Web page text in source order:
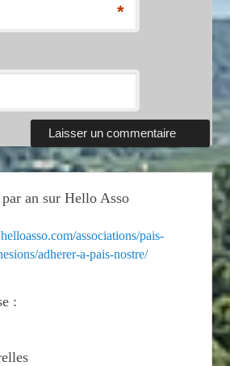
*
an sur Hello Asso
associations/pais-
adherer-a-pais-nostre/
: